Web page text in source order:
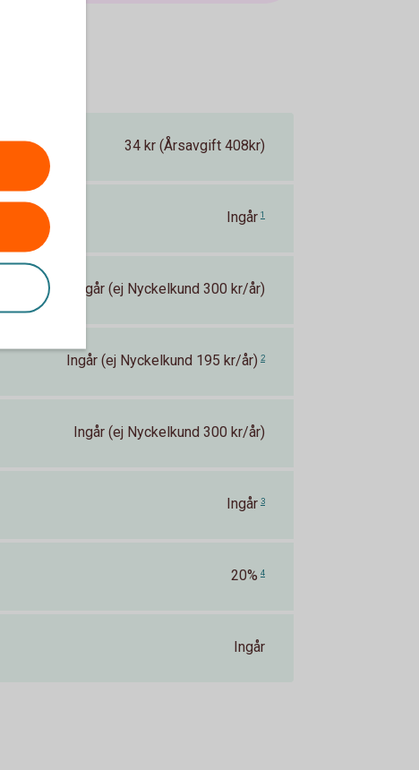
34 kr (Årsavgift 408kr)
Ingår 1
Ingår (ej Nyckelkund 300 kr/år)
Ingår (ej Nyckelkund 195 kr/år) 2
Ingår (ej Nyckelkund 300 kr/år)
Ingår 3
20% 4
Ingår